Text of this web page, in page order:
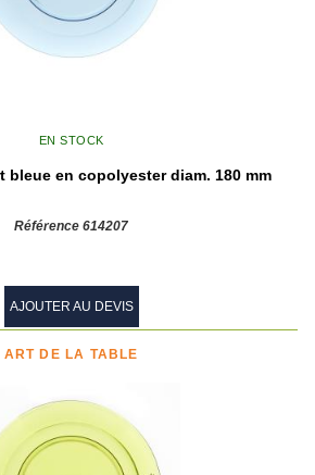
EN STOCK
bleue en copolyester diam. 180 mm
Référence 614207
AJOUTER AU DEVIS
ART DE LA TABLE